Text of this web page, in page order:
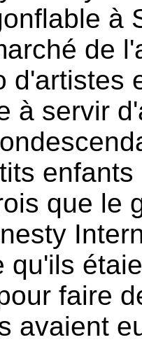
à
de
d'artistes
à servir
enfants
que le
qu'ils
faire
avaient